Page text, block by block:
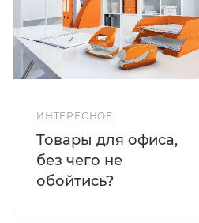
ИНТЕРЕСНОЕ
Товары для офиса,
без чего не
обойтись?